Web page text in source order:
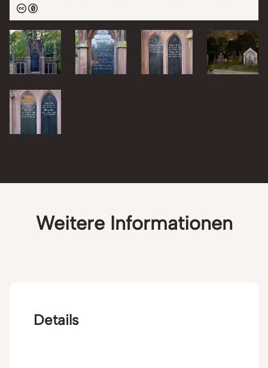
Weitere Informationen
Details